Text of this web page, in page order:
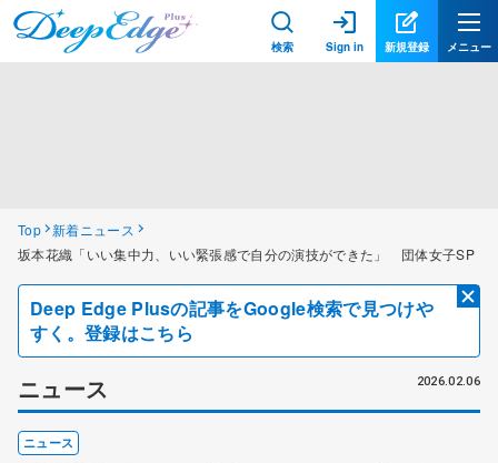
検索 Sign in 新規登録 メニュー
Top 新着ニュース
坂本花織「いい集中力、いい緊張感で自分の演技ができた」 団体女子SP
Deep Edge Plusの記事をGoogle検索で見つけや
すく。登録はこちら
ニュース 2026.02.06
ニュース